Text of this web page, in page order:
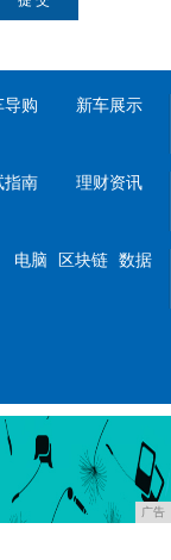
导购 新车展示
指南 理财资讯
电脑 区块链 数据
广告